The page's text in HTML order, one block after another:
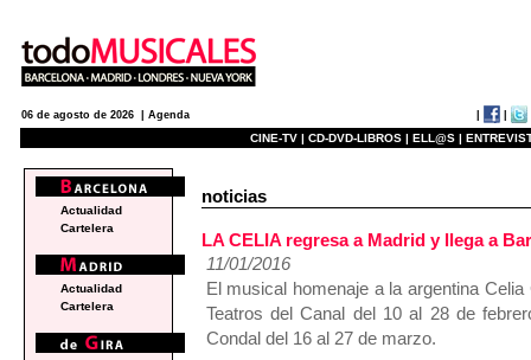
06 de agosto de 2026 | Agenda
CINE-TV | CD-DVD-LIBROS | ELL@S |
noticias
LA CELIA regresa a Madrid y llega a
11/01/2016
El musical homenaje a la argentina
Teatros del Canal del 10 al 28 de
Condal del 16 al 27 de marzo.
Actualidad
Cartelera
Actualidad
Cartelera